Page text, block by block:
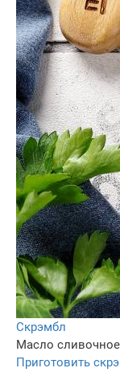
Скрэмбл
Масло сливочное
Приготовить